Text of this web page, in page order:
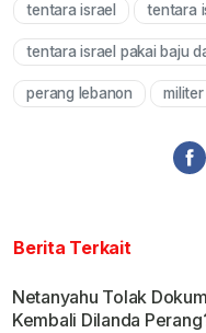
tentara israel tentara
tentara israel pakai baju
perang lebanon militer
Berita Terkait
Netanyahu Tolak
Kembali Dilanda